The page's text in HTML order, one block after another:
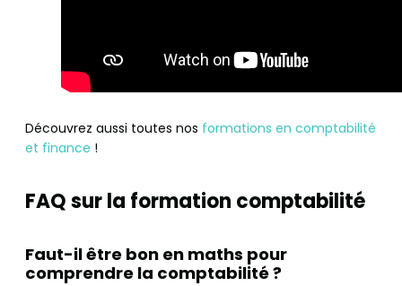
Découvrez aussi toutes nos formations en comptabilité
et finance !
FAQ sur la formation comptabilité
Faut-il être bon en maths pour
comprendre la comptabilité ?